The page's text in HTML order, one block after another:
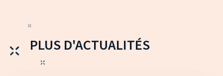
PLUS D'ACTUALITÉS